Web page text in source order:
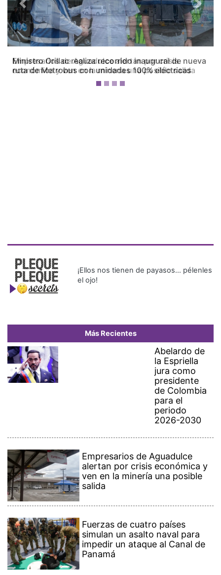
Empresarios de Aguadulce alertan por crisis
económica y ven en la minería una posible salida
Previous Next
¡Ellos nos tienen de payasos… pélenles
el ojo!
Más Recientes
Abelardo de
la Espriella
jura como
presidente
de Colombia
para el
periodo
2026-2030
Empresarios de Aguadulce
alertan por crisis económica y
ven en la minería una posible
salida
Fuerzas de cuatro países
simulan un asalto naval para
impedir un ataque al Canal de
Panamá